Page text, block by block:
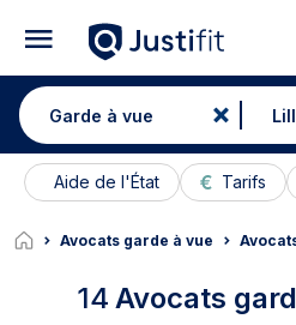
Aide de l'État Tarifs
Avocats garde à vue
14 Avocats